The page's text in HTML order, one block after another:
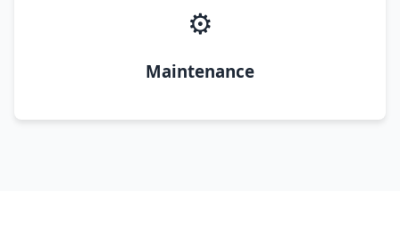
⚙️
Maintenance